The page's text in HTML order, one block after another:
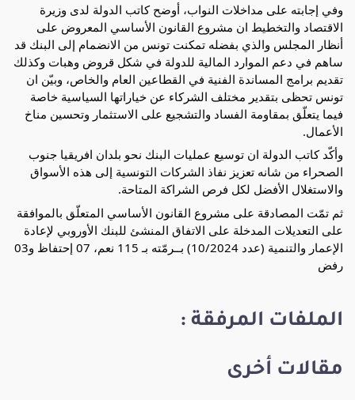
وفي إجابته على مداخلات النواب، أوضح كاتب الدولة لدى وزيرة
الاقتصاد والتخطيط ان مشروع القانون الأساسي المعروض على
أنظار المجلس والذي بفضله تمكنت تونس من الانضمام إلى البنك قد
ساهم في دعم الموارد المالية للدولة في شكل قروض وهبات وكذلك
تقديم برامج المساندة الفنية في القطاعين العام والخاص، وبيّن ان
تونس تحظى بتقدير مختلف الشركاء عن خياراتها السياسية خاصة
فيما يتعلّق بمقاومة الفساد والتشجيع على الاستثمار وتحسين مناخ
الأعمال.
وأكّد كاتب الدولة ان توسيع عمليات البنك نحو بلدان افريقيا جنوب
الصحراء من شانه تعزيز نفاذ الشركات التونسية إلى هذه الأسواق
والاستغلال الأفضل لكل فرص الشراكة المتاحة.
ثم تمّت المصادقة على مشروع القانون الأساسي المتعلّق بالموافقة
على التعديلات المدخلة على الاتفاق المنشئ للبنك الأوروبي لإعادة
الإعمار والتنمية (عدد 10/2024) بــرمّته بـ 115 نعم، 07 إحتفاظ و03
رفض
الملفات المرفقة :
مقالات أخرى